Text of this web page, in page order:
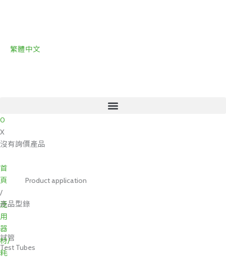
繁體中文
0
X
沒有詢價產品
首
頁
/
泛
用
器
材/
耗
Product application
產品型錄
試管
Test Tubes